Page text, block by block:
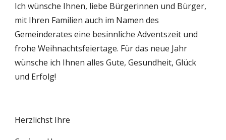
Ich wünsche Ihnen, liebe Bürgerinnen und Bürger,
mit Ihren Familien auch im Namen des
Gemeinderates eine besinnliche Adventszeit und
frohe Weihnachtsfeiertage. Für das neue Jahr
wünsche ich Ihnen alles Gute, Gesundheit, Glück
und Erfolg!
Herzlichst Ihre